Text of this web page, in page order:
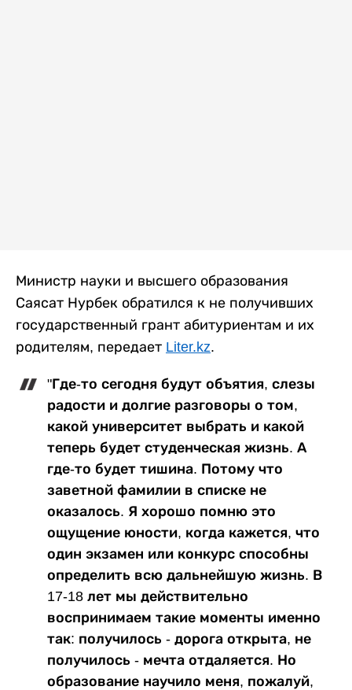
Министр науки и высшего образования
Саясат Нурбек обратился к не получивших
государственный грант абитуриентам и их
родителям, передает Liter.kz.
"Где-то сегодня будут объятия, слезы
радости и долгие разговоры о том,
какой университет выбрать и какой
теперь будет студенческая жизнь. А
где-то будет тишина. Потому что
заветной фамилии в списке не
оказалось. Я хорошо помню это
ощущение юности, когда кажется, что
один экзамен или конкурс способны
определить всю дальнейшую жизнь. В
17-18 лет мы действительно
воспринимаем такие моменты именно
так: получилось - дорога открыта, не
получилось - мечта отдаляется. Но
образование научило меня, пожалуй,